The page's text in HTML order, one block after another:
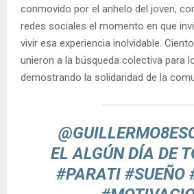
conmovido por el anhelo del joven,
redes sociales el momento en que
vivir esa experiencia inolvidable.
unieron a la búsqueda colectiva para
demostrando la solidaridad de la
EL ALGÚN DÍA DE
#PARATI #SUEÑO